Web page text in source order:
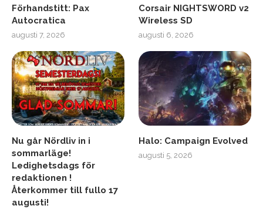
Förhandstitt: Pax
Autocratica
augusti 7, 2026
Corsair NIGHTSWORD v2
Wireless SD
augusti 6, 2026
Nu går Nördliv in i
sommarläge!
Ledighetsdags för
redaktionen !
Återkommer till fullo 17
augusti!
Halo: Campaign Evolved
augusti 5, 2026